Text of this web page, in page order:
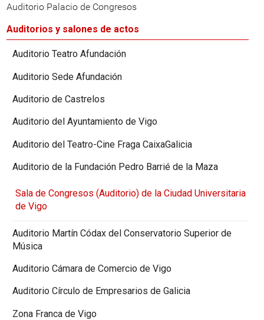
Auditorio Palacio de Congresos
Auditorios y salones de actos
Auditorio Teatro Afundación
Auditorio Sede Afundación
Auditorio de Castrelos
Auditorio del Ayuntamiento de Vigo
Auditorio del Teatro-Cine Fraga CaixaGalicia
Auditorio de la Fundación Pedro Barrié de la Maza
Sala de Congresos (Auditorio) de la Ciudad Universitaria
de Vigo
Auditorio Martín Códax del Conservatorio Superior de
Música
Auditorio Cámara de Comercio de Vigo
Auditorio Círculo de Empresarios de Galicia
Zona Franca de Vigo